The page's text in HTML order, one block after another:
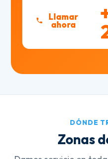
Llamar
ahora
DÓNDE
Zonas